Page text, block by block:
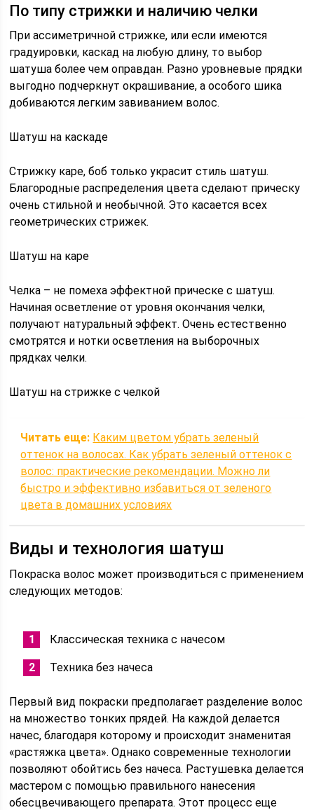
По типу стрижки и наличию челки
При ассиметричной стрижке, или если имеются
градуировки, каскад на любую длину, то выбор
шатуша более чем оправдан. Разно уровневые прядки
выгодно подчеркнут окрашивание, а особого шика
добиваются легким завиванием волос.
Шатуш на каскаде
Стрижку каре, боб только украсит стиль шатуш.
Благородные распределения цвета сделают прическу
очень стильной и необычной. Это касается всех
геометрических стрижек.
Шатуш на каре
Челка – не помеха эффектной прическе с шатуш.
Начиная осветление от уровня окончания челки,
получают натуральный эффект. Очень естественно
смотрятся и нотки осветления на выборочных
прядках челки.
Шатуш на стрижке с челкой
Читать еще: Каким цветом убрать зеленый
оттенок на волосах. Как убрать зеленый оттенок с
волос: практические рекомендации. Можно ли
быстро и эффективно избавиться от зеленого
цвета в домашних условиях
Виды и технология шатуш
Покраска волос может производиться с применением
следующих методов:
Классическая техника с начесом
Техника без начеса
Первый вид покраски предполагает разделение волос
на множество тонких прядей. На каждой делается
начес, благодаря которому и происходит знаменитая
«растяжка цвета». Однако современные технологии
позволяют обойтись без начеса. Растушевка делается
мастером с помощью правильного нанесения
обесцвечивающего препарата. Этот процесс еще